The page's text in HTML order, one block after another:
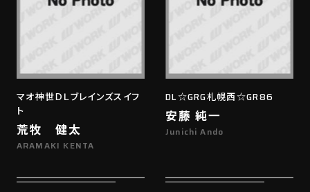
マオ神世ＤＬブレインズスイフ
ト
荒牧 健太
ARAMAKI KENTA
DL☆GRG札幌西☆GR86
安藤 純一
Junichi Ando